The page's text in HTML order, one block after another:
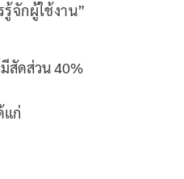
จักผู้ใช้งาน”
สัดส่วน 40%
แก่